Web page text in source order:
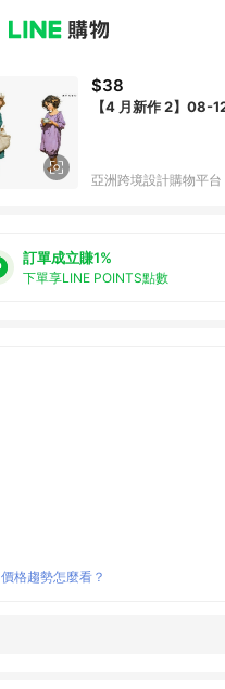
$38
【4 月新作 2】08-
亞洲跨境設計購物平
訂單成立賺1%
下單享LINE POINTS點數
價格趨勢怎麼看？